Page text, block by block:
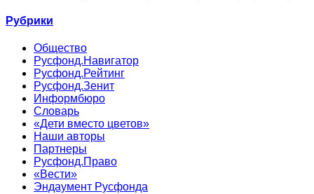
Рубрики
Общество
Русфонд.Навигатор
Русфонд.Рейтинг
Русфонд.Зенит
Информбюро
Словарь
«Дети вместо цветов»
Наши авторы
Партнеры
Русфонд.Право
«Вести»
Эндаумент Русфонда